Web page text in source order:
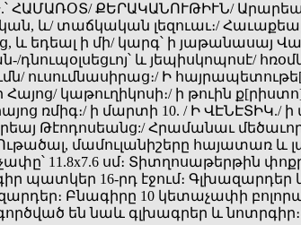
ՀԱՄԱՌՕՏ/ ՔԵՐԱԿԱՆՈՒԹԻՒՆ/
և/ տաճկական լեզուաւ։/
և եդեալ ի մի/ կարգ՝ ի յաթանասայ
դնուպօլսեցւոյ՝ և յեպիսկոպոսէ/
ուսումնասիրաց։/ Ի
Հայոց/ կաթուղիկոսի։/ ի թուին
ռմիգ։/ ի մարտի 10. / Ի ՎԷՆԷՏԻԿ./
Թէոդոսեանց:/ Հրամանաւ
Ութածալ, մամուլանիշերը հայատառ
11.8x7.6 սմ։ Տիտղոսաթերթին
պատկեր 16-րդ էջում։ Գլխազարդեր
Բնագիրը 10 կետաչափի
են նաև գլխագրեր և նոտրգիր։